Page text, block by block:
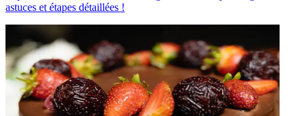
astuces et étapes détaillées !